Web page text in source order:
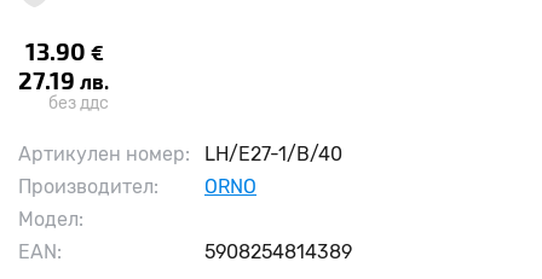
13.90 €
27.19 лв.
без ддс
Артикулен номер:
LH/E27-1/B/40
Производител:
ORNO
Модел:
EAN:
5908254814389